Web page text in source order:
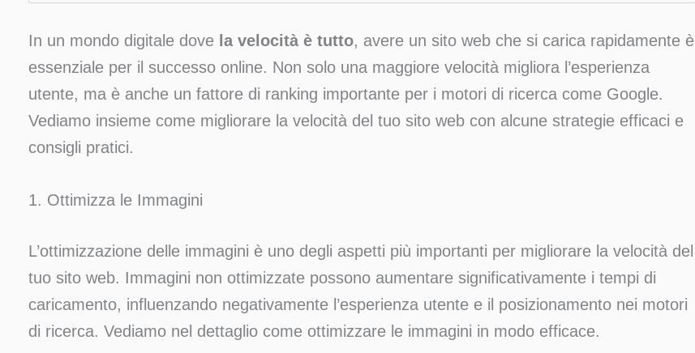
In un mondo digitale dove la velocità è tutto, avere un sito web che si carica rapidamente è
essenziale per il successo online. Non solo una maggiore velocità migliora l’esperienza
utente, ma è anche un fattore di ranking importante per i motori di ricerca come Google.
Vediamo insieme come migliorare la velocità del tuo sito web con alcune strategie efficaci e
consigli pratici.
1. Ottimizza le Immagini
L’ottimizzazione delle immagini è uno degli aspetti più importanti per migliorare la velocità del
tuo sito web. Immagini non ottimizzate possono aumentare significativamente i tempi di
caricamento, influenzando negativamente l’esperienza utente e il posizionamento nei motori
di ricerca. Vediamo nel dettaglio come ottimizzare le immagini in modo efficace.